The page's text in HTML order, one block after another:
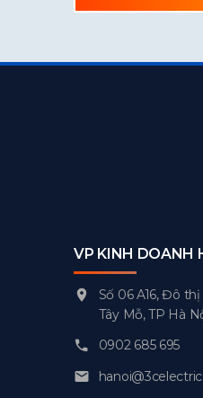
VP KINH DOANH
Số 06 A16, Đô
Tây Mỗ, TP Hà
0902 685 695